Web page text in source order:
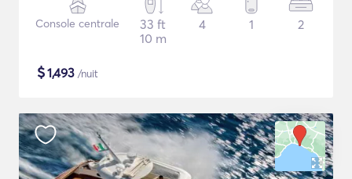
Console centrale
33 ft
10 m
4 1 2
$1,493 /nuit